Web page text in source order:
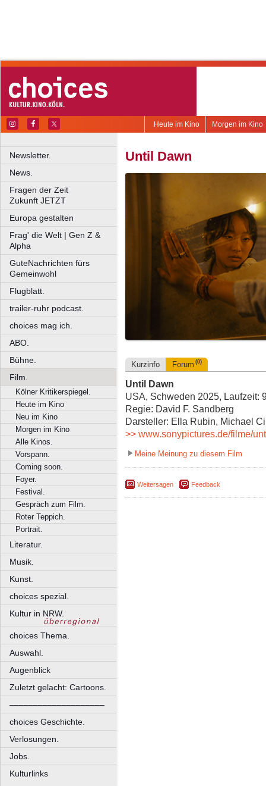
Morgen im Kino
Heute im Kino
Newsletter.
News.
Fragen der Zeit
Zukunft JETZT
Europa gestalten
Frag' die Welt | Gen Z &
Alpha
GuteNachrichten fürs
Gemeinwohl
Flugblatt.
trailer-ruhr podcast.
choices mag ich.
ABO.
Bühne.
Film.
Kölner Kritikerspiegel.
Heute im Kino
Neu im Kino
Morgen im Kino
Alle Kinos.
Vorspann.
Coming soon.
Foyer.
Festival.
Gespräch zum Film.
Roter Teppich.
Portrait.
Literatur.
Musik.
Kunst.
choices spezial.
Kultur in NRW.
choices Thema.
Auswahl.
Augenblick
Zuletzt gelacht: Cartoons.
––––––––––––––––––––
choices Geschichte.
Verlosungen.
Jobs.
Kulturlinks
Until Dawn
Kurzinfo Forum (0)
Until Dawn
USA, Schweden 2025, Laufzeit:
Regie: David F. Sandberg
Darsteller: Ella Rubin, Michael
>> www.sonypictures.de/filme/
Meine Meinung zu diesem Film
Weitersagen Feedback